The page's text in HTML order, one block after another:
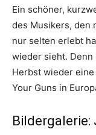
Ein schöner,
des Musikers, den
nur selten erlebt
wieder sieht. Denn
Herbst wieder
Your Guns in
Bildergalerie: